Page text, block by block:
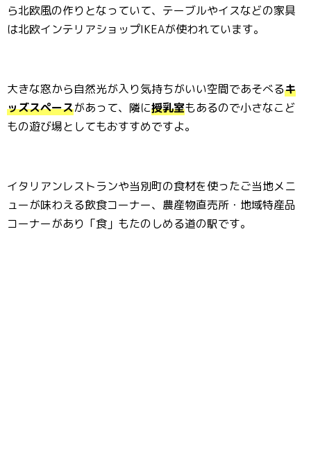
ら北欧風の作りとなっていて、テーブルやイスなどの家具
は北欧インテリアショップIKEAが使われています。
大きな窓から自然光が入り気持ちがいい空間であそべるキ
ッズスペースがあって、隣に授乳室もあるので小さなこど
もの遊び場としてもおすすめですよ。
イタリアンレストランや当別町の食材を使ったご当地メニ
ューが味わえる飲食コーナー、農産物直売所・地域特産品
コーナーがあり「食」もたのしめる道の駅です。